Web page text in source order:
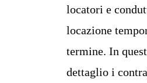
locatori e
locazione
termine. In
dettaglio i